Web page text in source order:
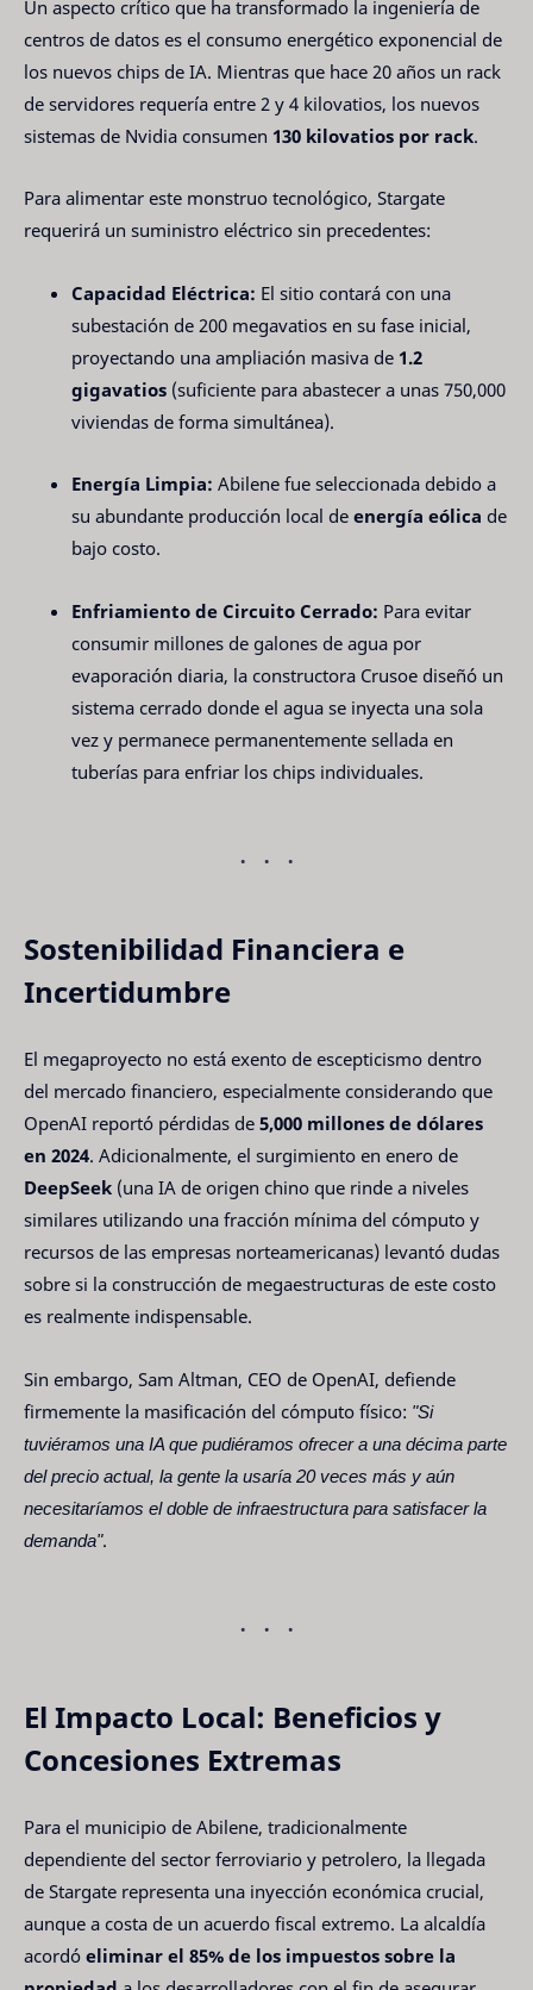
Un aspecto crítico que ha transformado la ingeniería de
centros de datos es el consumo energético exponencial de
los nuevos chips de IA. Mientras que hace 20 años un rack
de servidores requería entre 2 y 4 kilovatios, los nuevos
sistemas de Nvidia consumen 130 kilovatios por rack.
Para alimentar este monstruo tecnológico, Stargate
requerirá un suministro eléctrico sin precedentes:
Capacidad Eléctrica: El sitio contará con una
subestación de 200 megavatios en su fase inicial,
proyectando una ampliación masiva de 1.2
gigavatios (suficiente para abastecer a unas 750,000
viviendas de forma simultánea).
Energía Limpia: Abilene fue seleccionada debido a
su abundante producción local de energía eólica de
bajo costo.
Enfriamiento de Circuito Cerrado: Para evitar
consumir millones de galones de agua por
evaporación diaria, la constructora Crusoe diseñó un
sistema cerrado donde el agua se inyecta una sola
vez y permanece permanentemente sellada en
tuberías para enfriar los chips individuales.
Sostenibilidad Financiera e
Incertidumbre
El megaproyecto no está exento de escepticismo dentro
del mercado financiero, especialmente considerando que
OpenAI reportó pérdidas de 5,000 millones de dólares
en 2024. Adicionalmente, el surgimiento en enero de
DeepSeek (una IA de origen chino que rinde a niveles
similares utilizando una fracción mínima del cómputo y
recursos de las empresas norteamericanas) levantó dudas
sobre si la construcción de megaestructuras de este costo
es realmente indispensable.
Sin embargo, Sam Altman, CEO de OpenAI, defiende
firmemente la masificación del cómputo físico: "Si
tuviéramos una IA que pudiéramos ofrecer a una décima parte
del precio actual, la gente la usaría 20 veces más y aún
necesitaríamos el doble de infraestructura para satisfacer la
demanda".
El Impacto Local: Beneficios y
Concesiones Extremas
Para el municipio de Abilene, tradicionalmente
dependiente del sector ferroviario y petrolero, la llegada
de Stargate representa una inyección económica crucial,
aunque a costa de un acuerdo fiscal extremo. La alcaldía
acordó eliminar el 85% de los impuestos sobre la